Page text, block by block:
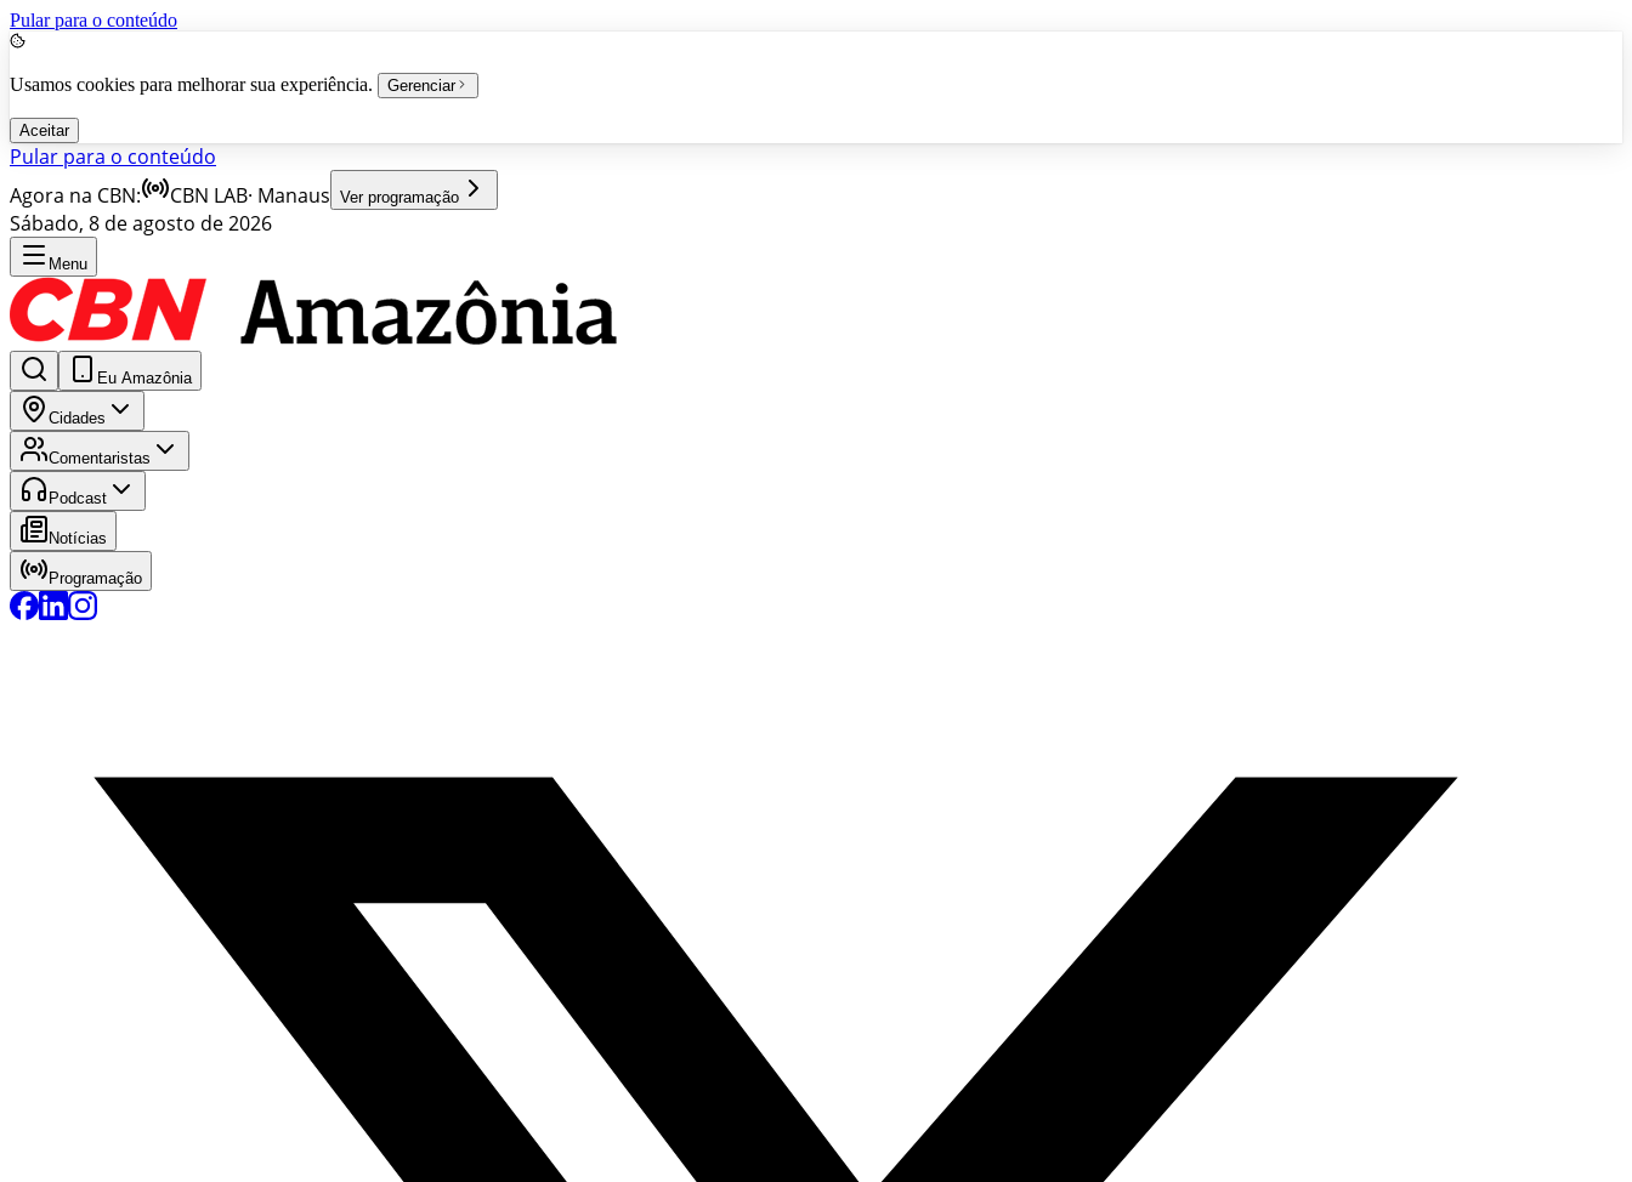
Pular para o conteúdo
Usamos cookies para melhorar sua experiência. Gerenciar
Aceitar
Pular para o conteúdo
Agora na CBN:
CBN LAB· Manaus Ver programação
Sábado, 8 de agosto de 2026
Menu
Eu Amazônia
Cidades
Comentaristas
Podcast
Notícias
Programação